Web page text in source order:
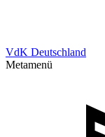
VdK Deutschland
Metamenü